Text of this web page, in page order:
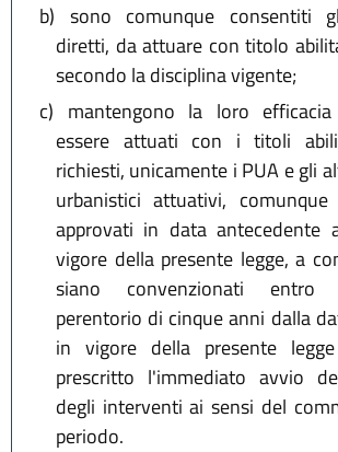
b) sono comunque consentiti
diretti, da attuare con titolo
secondo la disciplina vigente;
c) mantengono la loro
essere attuati con i titoli
richiesti, unicamente i PUA e gli
urbanistici attuativi, comunque
approvati in data antecedente
vigore della presente legge, a
siano convenzionati
perentorio di cinque anni dalla
in vigore della presente
prescritto l'immediato avvio
degli interventi ai sensi del
periodo.